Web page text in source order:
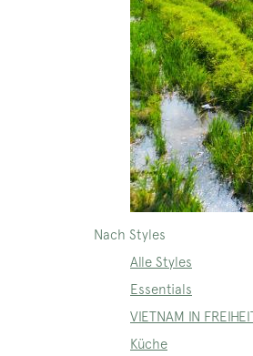
Nach Styles
Alle Styles
Essentials
VIETNAM IN
Küche